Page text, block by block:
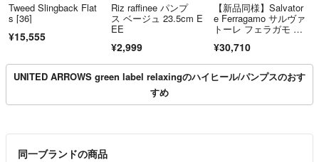
Tweed Slingback Flat
s [36]
¥15,555
Riz raffinee パンプ
ス ベージュ 23.5cm E
EE
¥2,999
【新品同様】Salvator
e Ferragamo サルヴァ
トーレ フェラガモ パ
ック 黒 WINNIE ダブ
ルボウ ポンプス ヴァ
ラリボン ポインテッド
トゥ ハイヒール レザ
ド シューズ 靴【レデ
¥30,710
UNITED ARROWS green label relaxingのハイヒール/パンプスのおす
すめ
同一ブランドの商品